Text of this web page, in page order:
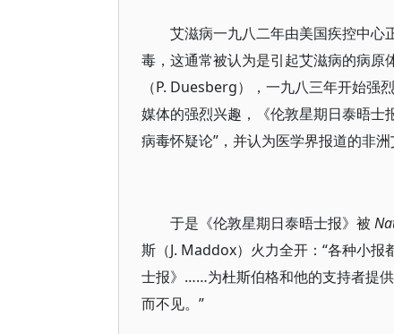
艾滋病一九八二年由美国疾控中心
毒，这通常被认为是引起艾滋病的病原
（P. Duesberg），一九八三年开始强
媒体的强烈兴趣，《伦敦星期日泰晤士
病毒怀疑论”，并认为医学界报道的非洲
于是《伦敦星期日泰晤士报》被
斯（J. Maddox）火力全开：“各种小
士报》……为杜斯伯格和他的支持者提
而不见。”